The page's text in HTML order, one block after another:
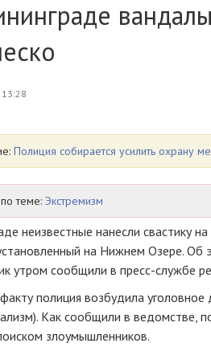
13:28
Полиция собирается усилить охрану
теме: Экстремизм
неизвестные нанесли свастику
на Нижнем Озере. Об
утром сообщили в пресс-службе
полиция возбудила уголовное
Как сообщили в ведомстве,
злоумышленников.